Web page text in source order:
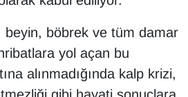
beyin, böbrek ve tüm damar
yol açan bu
alınmadığında kalp krizi,